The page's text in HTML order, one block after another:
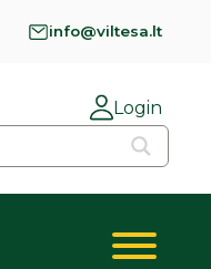
info@viltesa.lt
Login